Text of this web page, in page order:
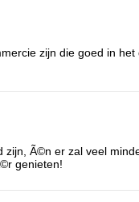
zijn die goed in het
zijn, Ã©n er zal veel
genieten!